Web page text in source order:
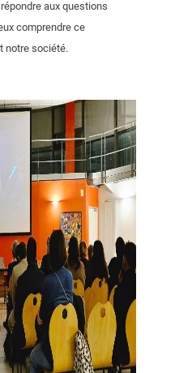
aux questions
comprendre ce
notre société.